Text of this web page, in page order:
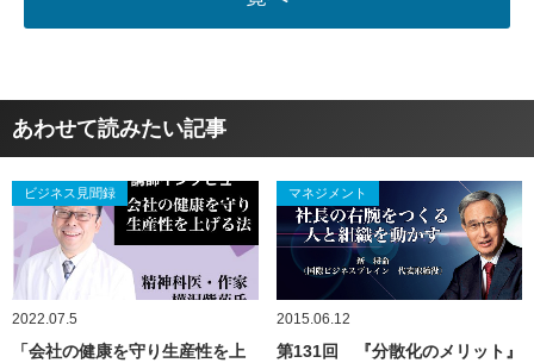
あわせて読みたい記事
ビジネス見聞録
2022.07.5
「会社の健康を守り生産性を上
マネジメント
2015.06.12
第131回 『分散化のメリット』